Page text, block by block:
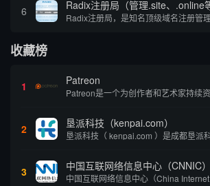
6
收藏榜
1 Patreon
2 垦派科技（kenpai.com）
3 中国互联网络信息中心（CNNIC）